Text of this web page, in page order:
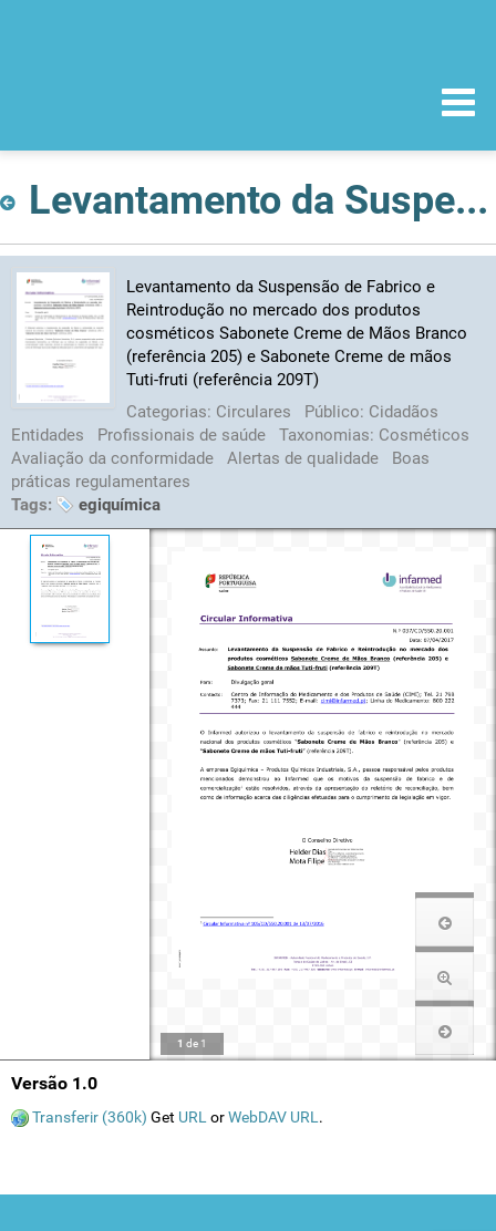
Levantamento da Suspensão de Fabrico e Reintrodução no mercado dos produtos cosméticos Sabonete Creme de Mãos Branco (referência 205) e Sabonete Creme de mãos Tuti-fruti (referência 209T)
Levantamento da Suspensão de Fabrico e
Reintrodução no mercado dos produtos
cosméticos Sabonete Creme de Mãos Branco
(referência 205) e Sabonete Creme de mãos
Tuti-fruti (referência 209T)
Categorias: Circulares Público: Cidadãos
Entidades
Profissionais de saúde Taxonomias: Cosméticos
Avaliação da conformidade
Alertas de qualidade
Boas
práticas regulamentares
Tags:
egiquímica
1 de 1
Versão 1.0
Transferir (360k) Get URL orWebDAV URL .